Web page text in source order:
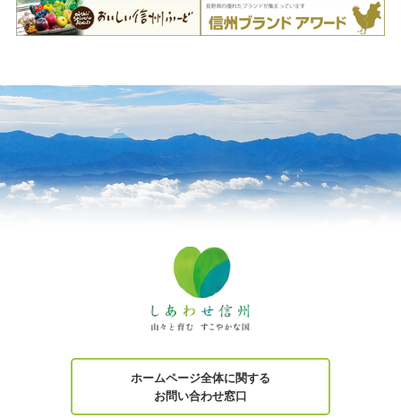
ホームページ全体に関する
お問い合わせ窓口